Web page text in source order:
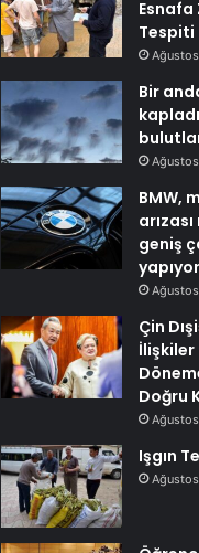
Tespiti
Bir
BMW,
geniş
yapıyor
Çin
İlişkiler
Doğru
Işgın